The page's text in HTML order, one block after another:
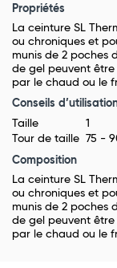
Propriétés
La ceinture SL
ou chroniques et
munis de 2 poches
de gel peuvent
par le chaud ou le
Conseils
Taille
1
Tour de taille 75 -
Composition
La ceinture SL
ou chroniques et
munis de 2 poches
de gel peuvent
par le chaud ou le